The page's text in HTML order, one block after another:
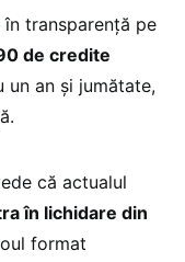
transparență pe
de credite
un an și jumătate,
că actualul
în lichidare din
format